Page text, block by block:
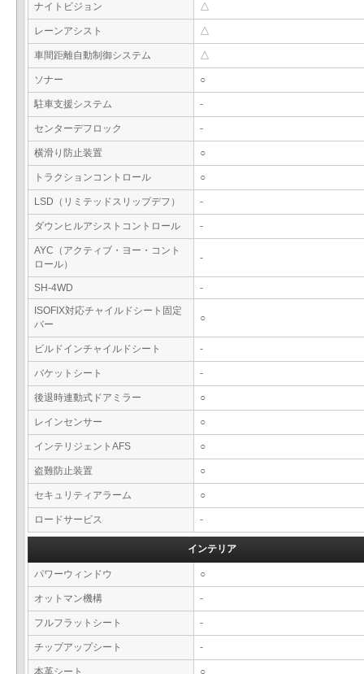
ナイトビジョン △
レーンアシスト △
車間距離自動制御システム △
ソナー ○
駐車支援システム -
センターデフロック -
横滑り防止装置 ○
トラクションコントロール ○
LSD（リミテッドスリップデフ） -
ダウンヒルアシストコントロール -
AYC（アクティブ・ヨー・コント
ロール）
-
SH-4WD
-
ISOFIX対応チャイルドシート固定
バー
○
ビルドインチャイルドシート -
バケットシート -
後退時連動式ドアミラー ○
レインセンサー ○
インテリジェントAFS ○
盗難防止装置 ○
セキュリティアラーム ○
ロードサービス -
インテリア
パワーウィンドウ ○
オットマン機構 -
フルフラットシート -
チップアップシート -
本革シート ○